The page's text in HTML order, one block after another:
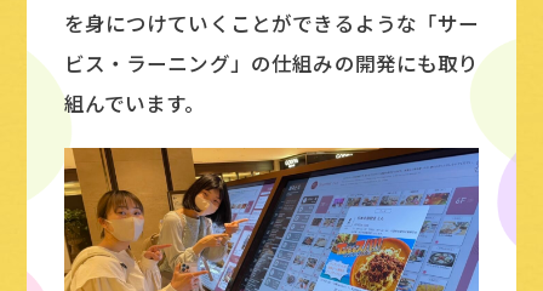
を身につけていくことができるような「サー
ビス・ラーニング」の仕組みの開発にも取り
組んでいます。